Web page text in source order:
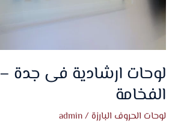
لوحات ارشادية فى جدة –
الفخامة
لوحات الحروف البارزة /
admin